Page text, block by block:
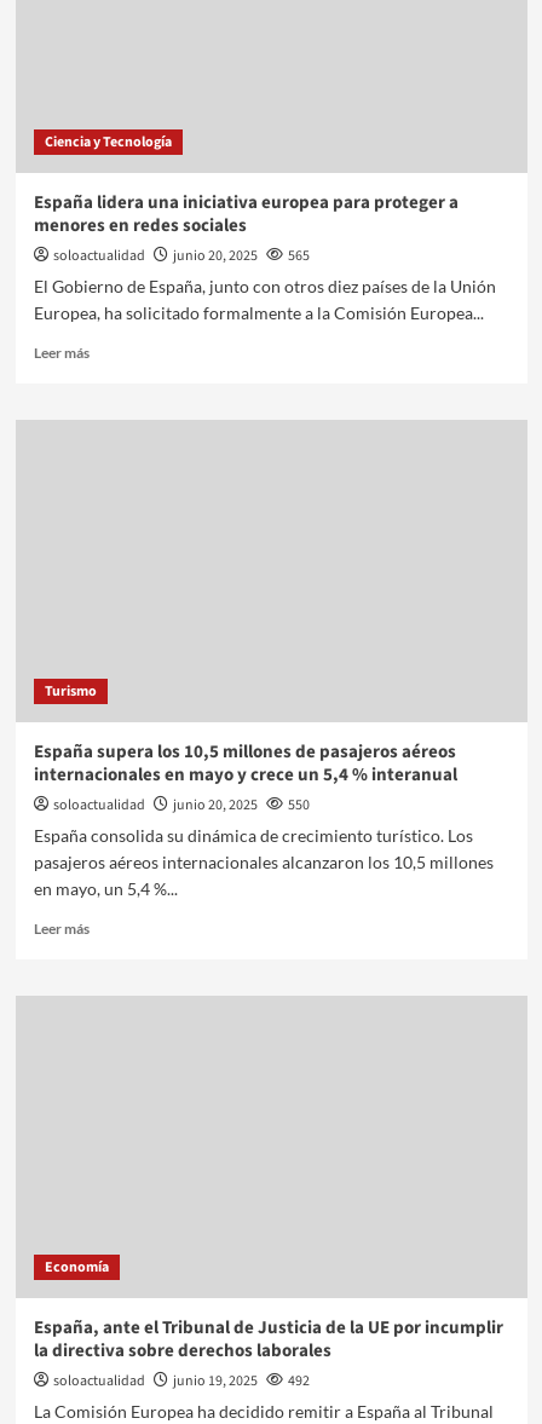
Ciencia y Tecnología
España lidera una iniciativa europea para proteger a
menores en redes sociales
soloactualidad junio 20, 2025
565
El Gobierno de España, junto con otros diez países de la Unión
Europea, ha solicitado formalmente a la Comisión Europea...
Leer más
Turismo
España supera los 10,5 millones de pasajeros aéreos
internacionales en mayo y crece un 5,4 % interanual
soloactualidad junio 20, 2025
550
España consolida su dinámica de crecimiento turístico. Los
pasajeros aéreos internacionales alcanzaron los 10,5 millones
en mayo, un 5,4 %...
Leer más
Economía
España, ante el Tribunal de Justicia de la UE por incumplir
la directiva sobre derechos laborales
soloactualidad junio 19, 2025
492
La Comisión Europea ha decidido remitir a España al Tribunal